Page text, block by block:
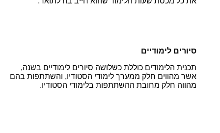
סיורים לימודיים
תכנית הלימודים כוללת כשלושה סיורים לימודיים בשנה,
אשר מהווים חלק ממערך לימודי הסטודיו, והשתתפות בהם
מהווה חלק מחובת ההשתתפות בלימודי הסטודיו.